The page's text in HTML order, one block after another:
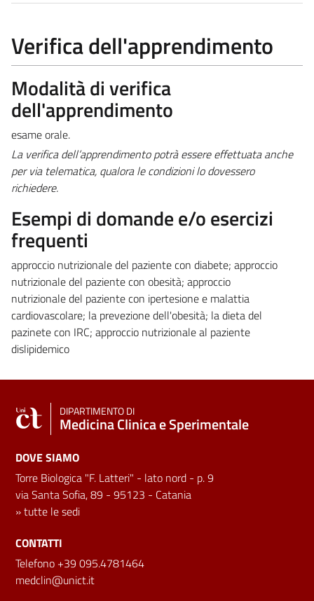
Verifica dell'apprendimento
Modalità di verifica
dell'apprendimento
esame orale.
La verifica dell’apprendimento potrà essere effettuata anche
per via telematica, qualora le condizioni lo dovessero
richiedere.
Esempi di domande e/o esercizi
frequenti
approccio nutrizionale del paziente con diabete; approccio
nutrizionale del paziente con obesità; approccio
nutrizionale del paziente con ipertesione e malattia
cardiovascolare; la prevezione dell'obesità; la dieta del
pazinete con IRC; approccio nutrizionale al paziente
dislipidemico
DIPARTIMENTO DI
Medicina Clinica e Sperimentale
DOVE SIAMO
Torre Biologica "F. Latteri" - lato nord - p. 9
via Santa Sofia, 89 - 95123 - Catania
»tutte le sedi
CONTATTI
Telefono +39 095.4781464
medclin@unict.it